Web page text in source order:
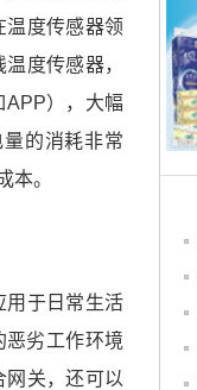
温度传感器领
度传感器，
APP），大幅
的消耗非常
本。
用于日常生活
劣工作环境
关，还可以